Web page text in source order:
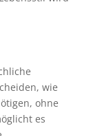
wie
ohne
es